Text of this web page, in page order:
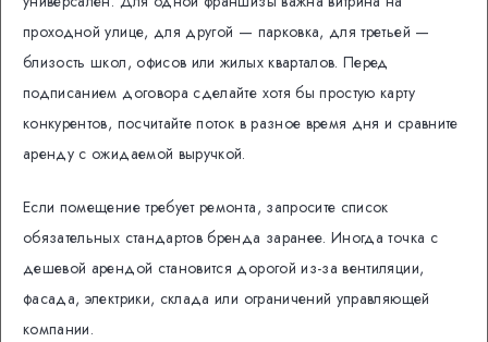
проходной улице, для другой — парковка, для третьей —
близость школ, офисов или жилых кварталов. Перед
подписанием договора сделайте хотя бы простую карту
конкурентов, посчитайте поток в разное время дня и сравните
аренду с ожидаемой выручкой.
Если помещение требует ремонта, запросите список
обязательных стандартов бренда заранее. Иногда точка с
дешевой арендой становится дорогой из-за вентиляции,
фасада, электрики, склада или ограничений управляющей
компании.